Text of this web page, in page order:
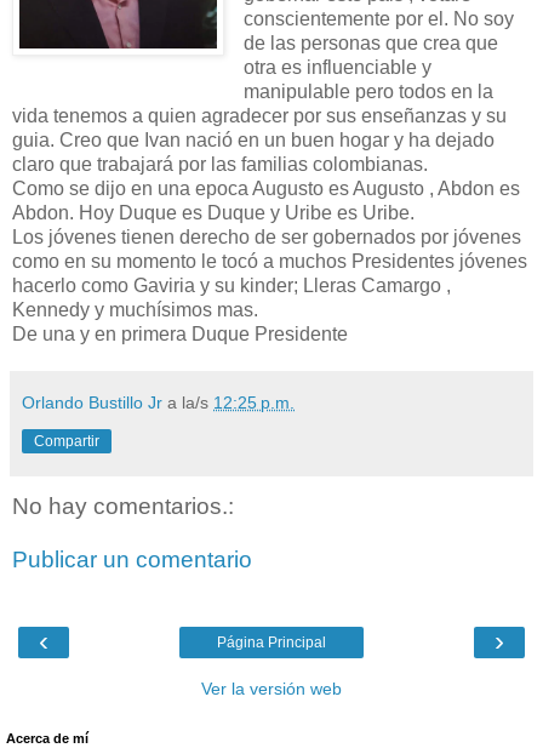
conscientemente por el. No soy
de las personas que crea que
otra es influenciable y
manipulable pero todos en la
vida tenemos a quien agradecer por sus enseñanzas y su
guia. Creo que Ivan nació en un buen hogar y ha dejado
claro que trabajará por las familias colombianas.
Como se dijo en una epoca Augusto es Augusto , Abdon es
Abdon. Hoy Duque es Duque y Uribe es Uribe.
Los jóvenes tienen derecho de ser gobernados por jóvenes
como en su momento le tocó a muchos Presidentes jóvenes
hacerlo como Gaviria y su kinder; Lleras Camargo ,
Kennedy y muchísimos mas.
De una y en primera Duque Presidente
Orlando Bustillo Jr a la/s 12:25 p.m.
Compartir
No hay comentarios.:
Publicar un comentario
‹ ›
Página Principal
Ver la versión web
Acerca de mí